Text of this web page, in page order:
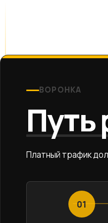
ВОРОНКА
Путь
Платный трафик
01